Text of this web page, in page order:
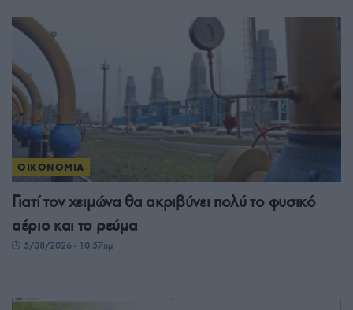
ΟΙΚΟΝΟΜΙΑ
Γιατί τον χειμώνα θα ακριβύνει πολύ το φυσικό
αέριο και το ρεύμα
5/08/2026 - 10:57πμ